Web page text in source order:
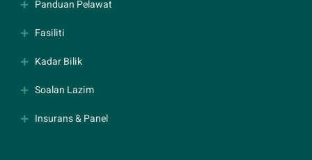
Panduan Pelawat
Fasiliti
Kadar Bilik
Soalan Lazim
Insurans & Panel